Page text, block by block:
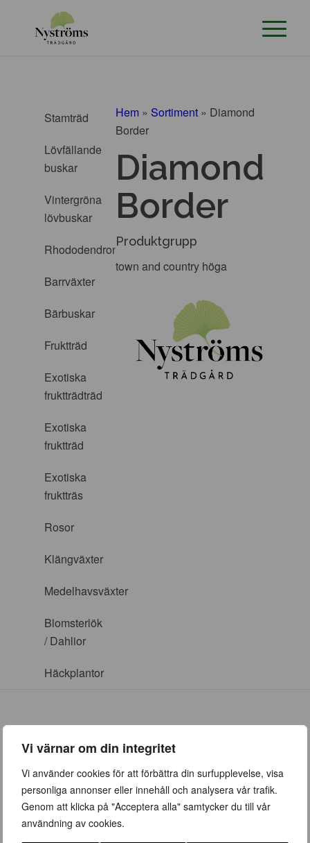
Vi värnar om din integritet
Vi använder cookies för att förbättra din surfupplevelse, visa
personliga annonser eller innehåll och analysera vår trafik.
Genom att klicka på "Acceptera alla" samtycker du till vår
användning av cookies.
Stamträd
Lövfällande
buskar
Vintergröna
lövbuskar
Rhododendron
Barrväxter
Bärbuskar
Fruktträd
Exotiska
fruktträdträd
Exotiska
fruktträd
Exotiska
fruktträs
Rosor
Klängväxter
Medelhavsväxter
Blomsterlök
/ Dahlior
Häckplantor
Hem » Sortiment » Diamond
Border
Diamond
Border
Produktgrupp
town and country höga
ÖPPETTIDER
Vår (23 mars – 28 juni)
Vardagar 09:00 – 19:00
Lördag 10:00 – 16:00